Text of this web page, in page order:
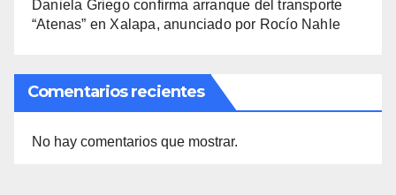
Daniela Griego confirma arranque del transporte
“Atenas” en Xalapa, anunciado por Rocío Nahle
Comentarios recientes
No hay comentarios que mostrar.